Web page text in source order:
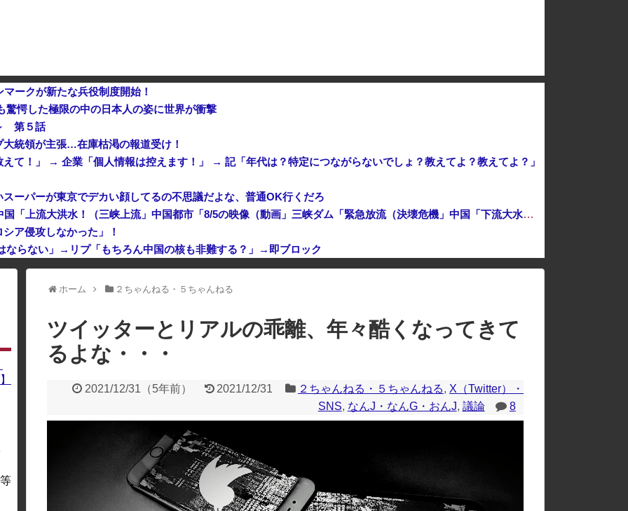
ークが新たな兵役制度開始！
愕した極限の中の日本人の姿に世界が衝撃
第５話
統領が主張…在庫枯渇の報道受け！
えて！」 → 企業「個人情報は控えます！」 → 記「年代は？特定につながらないでしょ？教えてよ？教えてよ？」
ーパーが東京でデカい顔してるの不思議だよな、普通OK行くだろ
中国「台風接近！」台風13号「三峡直撃予測」中国「上流大洪水！（三峡上流」中国都市「8/5の映像（動画」三峡ダム「緊急放流（決壊危機」中国「下流大水害（震え声」→
ア侵攻しなかった」！
ならない」→リプ「もちろん中国の核も非難する？」→即ブロック
ホーム
２ちゃんねる・５ちゃんねる
ツイッターとリアルの乖離、年々酷くなってきて
るよな・・・
2021/12/31 （5年前） 2021/12/31 ２ちゃんねる・５ちゃんねる, X（Twitter）・
SNS, なんJ・なんG・おんJ, 議論 8